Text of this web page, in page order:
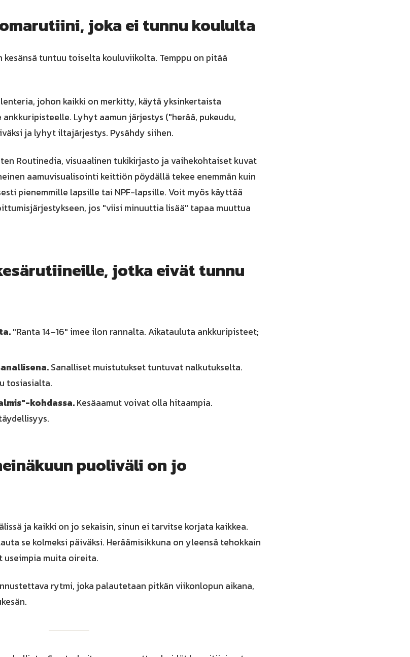
joka ei tunnu koululta
tuntuu toiselta kouluviikolta. Temppu on pitää
johon kaikki on merkitty, käytä yksinkertaista
Lyhyt aamun järjestys ("herää, pukeudu,
ja lyhyt iltajärjestys. Pysähdy siihen.
Routinedia, visuaalinen tukikirjasto ja vaihekohtaiset kuvat
aamuvisualisointi keittiön pöydällä tekee enemmän kuin
pienemmille lapsille tai NPF-lapsille. Voit myös käyttää
jos "viisi minuuttia lisää" tapaa muuttua
jotka eivät tunnu
"Ranta 14–16" imee ilon rannalta. Aikatauluta ankkuripisteet;
Sanalliset muistutukset tuntuvat nalkutukselta.
tosiasialta.
kohdassa.Kesäaamut voivat olla hitaampia.
puoliväli on jo
ja kaikki on jo sekaisin, sinun ei tarvitse korjata kaikkea.
se kolmeksi päiväksi. Heräämisikkuna on yleensä tehokkain
muita oireita.
rytmi, joka palautetaan pitkän viikonlopun aikana,